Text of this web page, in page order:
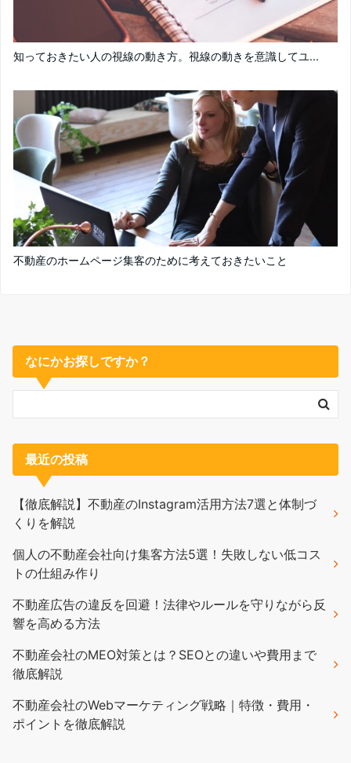
知っておきたい人の視線の動き方。視線の動きを意識してユ...
不動産のホームページ集客のために考えておきたいこと
なにかお探しですか？
最近の投稿
【徹底解説】不動産のInstagram活用方法7選と体制づ
くりを解説
個人の不動産会社向け集客方法5選！失敗しない低コス
トの仕組み作り
不動産広告の違反を回避！法律やルールを守りながら反
響を高める方法
不動産会社のMEO対策とは？SEOとの違いや費用まで
徹底解説
不動産会社のWebマーケティング戦略｜特徴・費用・
ポイントを徹底解説